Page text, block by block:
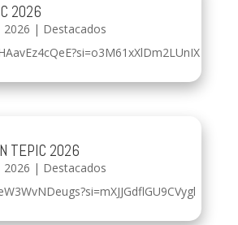
2026
2026 | Destacados
TEPIC 2026
2026 | Destacados